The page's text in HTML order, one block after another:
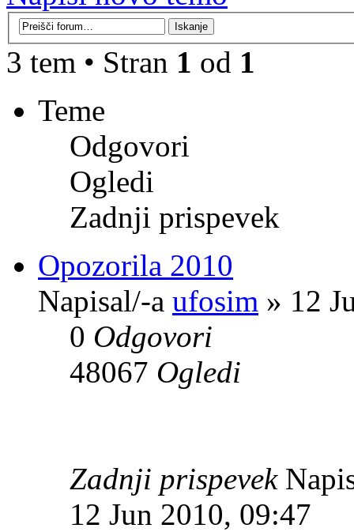
3 tem • Stran 1 od 1
Teme
Odgovori
Ogledi
Zadnji prispevek
Opozorila 2010
Napisal/-a ufosim » 12
0 Odgovori
48067 Ogledi
Zadnji prispevek
12 Jun 2010, 09:47